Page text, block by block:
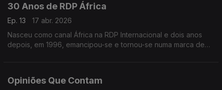
30 Anos de RDP África
Ep. 13
17 abr. 2026
Nasceu como canal África na RDP Internacional e dois anos
depois, em 1996, emancipou-se e tornou-se numa marca de
Opiniões Que Contam